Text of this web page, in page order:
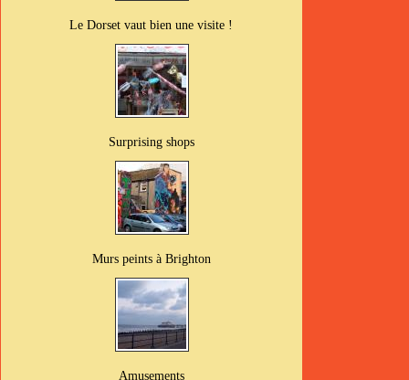
Le Dorset vaut bien une visite !
Surprising shops
Murs peints à Brighton
Amusements